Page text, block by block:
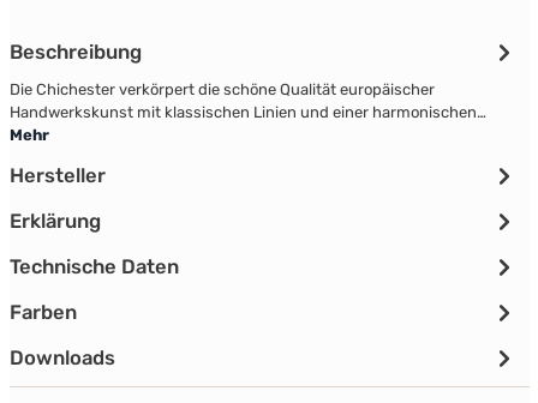
Beschreibung
Die Chichester verkörpert die schöne Qualität europäischer
Handwerkskunst mit klassischen Linien und einer harmonischen…
Mehr
Hersteller
Erklärung
Technische Daten
Farben
Downloads